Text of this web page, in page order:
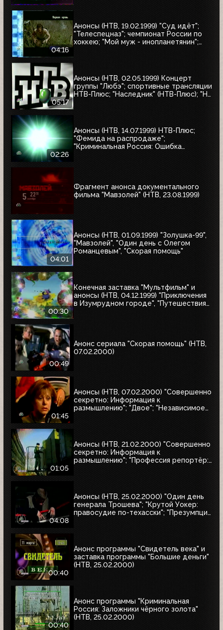
04:16
Анонсы (НТВ, 19.02.1999) "Суд идёт";
"Телеспецназ"; чемпионат России по
хоккею; "Мой муж - инопланетянин";
05:17
Анонсы (НТВ, 02.05.1999) Концерт
группы "Любэ"; спортивные трансляции
НТВ-Плюс; "Наследник" (НТВ-Плюс); "Не
02:26
Анонсы (НТВ, 14.07.1999) НТВ-Плюс;
"Фемида на распродаже";
"Криминальная Россия: Ошибка
Фрагмент анонса документального
фильма "Мавзолей" (НТВ, 23.08.1999)
04:01
Анонсы (НТВ, 01.09.1999) "Золушка-99",
"Мавзолей", "Один день с Олегом
Романцевым", "Скорая помощь"
00:30
Конечная заставка "Мультфильм" и
анонсы (НТВ, 04.12.1999) "Приключения
в Изумрудном городе", "Путешествия
00:49
Анонс сериала "Скорая помощь" (НТВ,
07.02.2000)
01:45
Анонсы (НТВ, 07.02.2000) "Совершенно
секретно: Информация к
размышлению"; "Двое"; "Независимое
01:05
Анонсы (НТВ, 21.02.2000) "Совершенно
секретно: Информация к
размышлению"; "Профессия репортёр:
04:08
Анонсы (НТВ, 25.02.2000) "Один день
генерала Трошева"; "Крутой Уокер:
правосудие по-техасски"; "Презумпция
00:40
Анонс программы "Свидетель века" и
заставка программы "Большие деньги"
(НТВ, 25.02.2000)
00:40
Анонс программы "Криминальная
Россия: Заложники чёрного золота"
(НТВ, 25.02.2000)